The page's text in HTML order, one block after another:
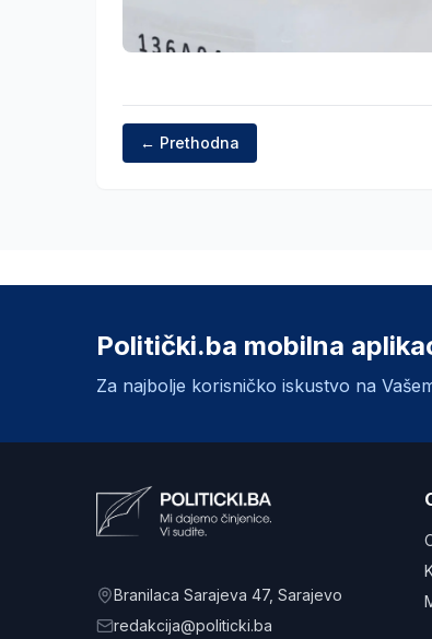
← Prethodna
Politički.ba mobilna
Za najbolje korisničko iskustvo na
Branilaca Sarajeva 47, Sarajevo
redakcija@politicki.ba